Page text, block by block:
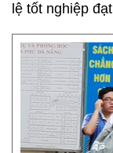
lệ tốt nghiệp